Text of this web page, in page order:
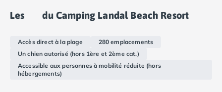
Camping Roscoff
Camping Cancale
Camping Dinard
Camping Saint-Malo
Camping Morbihan
Les du Camping Landal Beach Resort
Accès direct à la plage
280 emplacements
Un chien autorisé (hors 1ère et 2ème cat.)
Accessible aux personnes à mobilité réduite (hors
hébergements)